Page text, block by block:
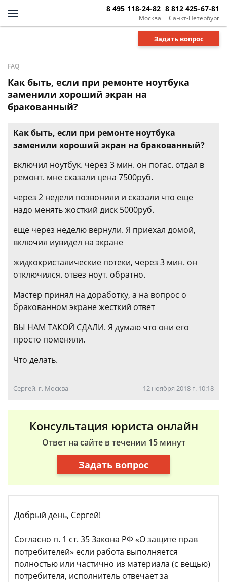
Москва
8 495 118-24-82
Санкт-Петербург
8 812 425-67-81
Задать вопрос
FAQ
Как быть, если при ремонте ноутбука
заменили хороший экран на
бракованный?
Как быть, если при ремонте ноутбука
заменили хороший экран на бракованный?
включил ноутбук. через 3 мин. он погас. отдал в
ремонт. мне сказали цена 7500руб.
через 2 недели позвонили и сказали что еще
надо менять жосткий диск 5000руб.
еще через неделю вернули. Я приехал домой,
включил иувидел на экране
жидкокристалические потеки, через 3 мин. он
отключился. отвез ноут. обратно.
Мастер принял на доработку, а на вопрос о
бракованном экране жесткий ответ
ВЫ НАМ ТАКОЙ СДАЛИ. Я думаю что они его
просто поменяли.
Что делать.
Сергей, г. Москва 12 ноября 2018 г. 10:18
Консультация юриста онлайн
Ответ на сайте в течении 15 минут
Задать вопрос
Добрый день, Сергей!
Согласно п. 1 ст. 35 Закона РФ «О защите прав
потребителей» если работа выполняется
полностью или частично из материала (с вещью)
потребителя, исполнитель отвечает за